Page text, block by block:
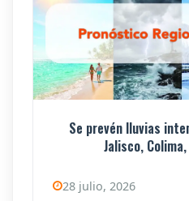
Se prevén lluvias
Jalisco,
28 julio, 2026